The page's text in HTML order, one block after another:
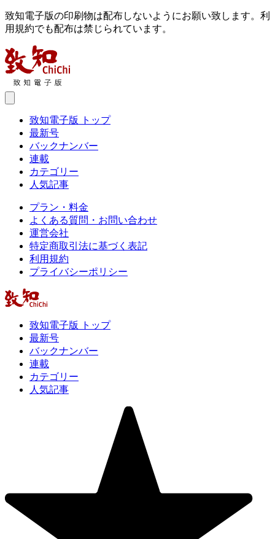
致知電子版の印刷物は配布しないようにお願い致します。利
用規約でも配布は禁じられています。
致知電子版 トップ
最新号
バックナンバー
連載
カテゴリー
人気記事
プラン・料金
よくある質問・お問い合わせ
運営会社
特定商取引法に基づく表記
利用規約
プライバシーポリシー
致知電子版 トップ
最新号
バックナンバー
連載
カテゴリー
人気記事